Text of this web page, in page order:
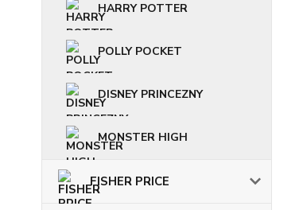
HARRY POTTER
POLLY POCKET
DISNEY PRINCEZNY
MONSTER HIGH
FISHER PRICE